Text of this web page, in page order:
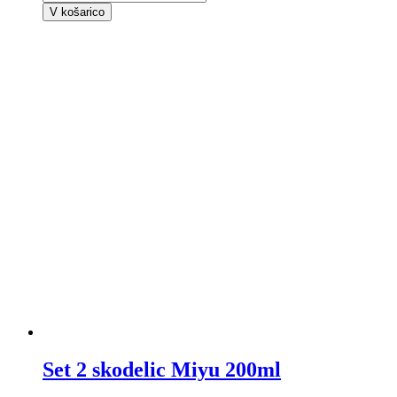
V košarico
Set 2 skodelic Miyu 200ml